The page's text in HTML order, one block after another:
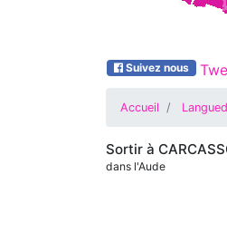
Suivez nous
Accueil
Sortir à
dans l'Aude